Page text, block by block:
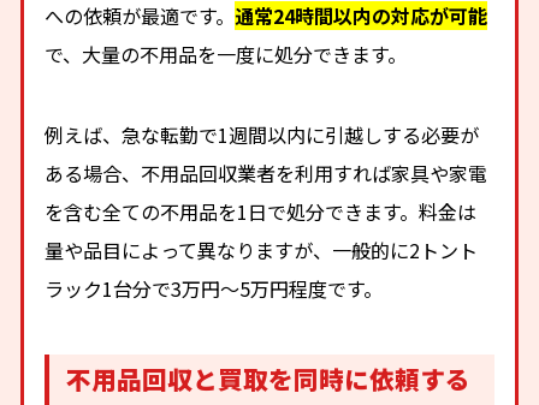
への依頼が最適です。通常24時間以内の対応が可能
で、大量の不用品を一度に処分できます。
例えば、急な転勤で1週間以内に引越しする必要が
ある場合、不用品回収業者を利用すれば家具や家電
を含む全ての不用品を1日で処分できます。料金は
量や品目によって異なりますが、一般的に2トント
ラック1台分で3万円〜5万円程度です。
不用品回収と買取を同時に依頼する